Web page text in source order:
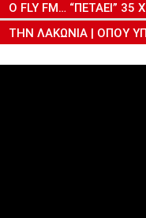
Ο FLY FM… “ΠΕΤΆΕΙ”
ΤΗΝ ΛΑΚΩΝΊΑ | ΌΠΟΥ